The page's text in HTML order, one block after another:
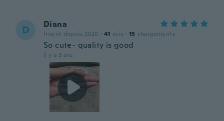
D Diana
Inscrit depuis 2020 · 41 avis · 15 chargements
So cute- quality is good
il y a 3 ans